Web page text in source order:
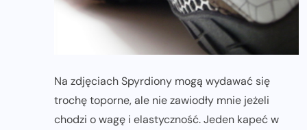
Na zdjęciach Spyrdiony mogą wydawać się
trochę toporne, ale nie zawiodły mnie jeżeli
chodzi o wagę i elastyczność. Jeden kapeć w